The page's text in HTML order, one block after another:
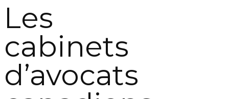
Les
cabinets
d’avocats